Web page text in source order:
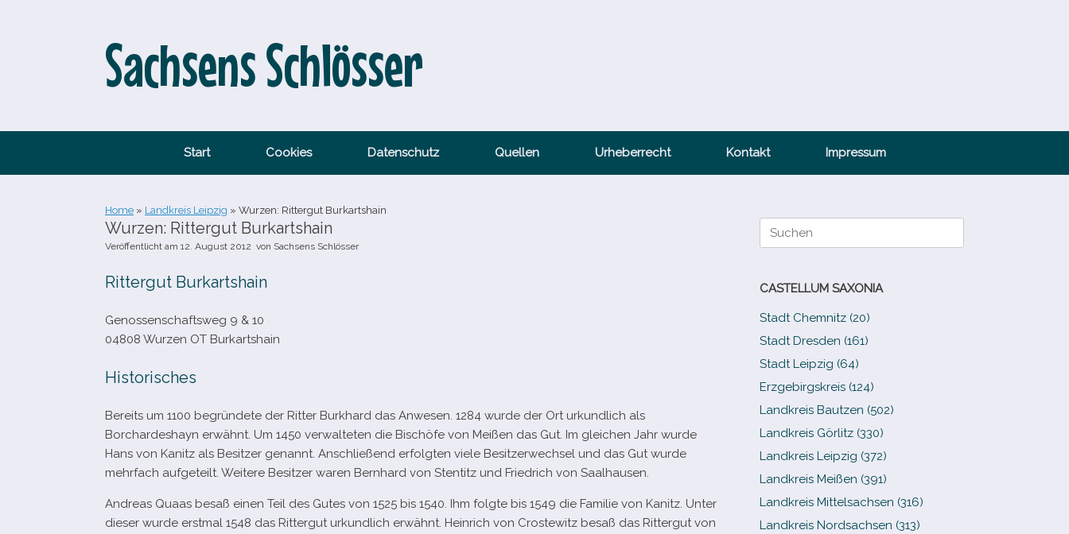
Sachsens Schlösser
Start Cookies Datenschutz Quellen Urheberrecht Kontakt Impressum
Home » Landkreis Leipzig » Wurzen: Rittergut Burkartshain
Wurzen: Rittergut Burkartshain
Veröffentlicht am 12. August 2012 von Sachsens Schlösser
Rittergut Burkartshain
Genossenschaftsweg 9 & 10
04808 Wurzen OT Burkartshain
Historisches
Bereits um 1100 begrün­dete der Ritter Burkhard das Anwesen. 1284 wurde der Ort urkund­lich als
Borchardeshayn erwähnt. Um 1450 ver­wal­te­ten die Bischöfe von Meißen das Gut. Im glei­chen Jahr wurde
Hans von Kanitz als Besitzer genannt. Anschließend erfolg­ten viele Besitzerwechsel und das Gut wurde
mehr­fach auf­ge­teilt. Weitere Besitzer waren Bernhard von Stentitz und Friedrich von Saalhausen.
Andreas Quaas besaß einen Teil des Gutes von 1525 bis 1540. Ihm folgte bis 1549 die Familie von Kanitz. Unter
die­ser wurde erst­mal 1548 das Rittergut urkund­lich erwähnt. Heinrich von Crostewitz besaß das Rittergut von
Suche
nach:
CASTELLUM SAXONIA
Stadt Chemnitz (20)
Stadt Dresden (161)
Stadt Leipzig (64)
Erzgebirgskreis (124)
Landkreis Bautzen (502)
Landkreis Görlitz (330)
Landkreis Leipzig (372)
Landkreis Meißen (391)
Landkreis Mittelsachsen (316)
Landkreis Nordsachsen (313)